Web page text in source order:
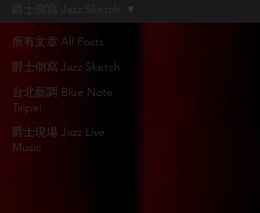
所有文章 All Posts
爵士側寫 Jazz Sketch
台北藍調 Blue Note
Taipei
爵士現場 Jazz Live
Music
爵士側寫 Jazz Sketch